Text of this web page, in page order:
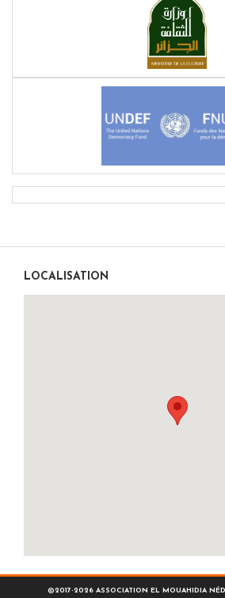
LOCALISATION
©2017-2026 ASSOCIATION EL MOUAHIDIA